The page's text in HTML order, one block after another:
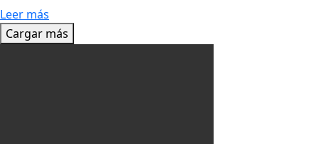
Leer más
Cargar más